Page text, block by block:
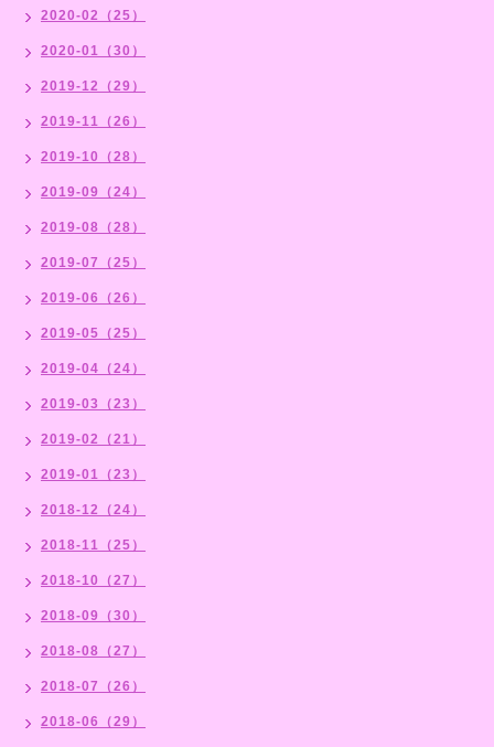
2020-02（25）
2020-01（30）
2019-12（29）
2019-11（26）
2019-10（28）
2019-09（24）
2019-08（28）
2019-07（25）
2019-06（26）
2019-05（25）
2019-04（24）
2019-03（23）
2019-02（21）
2019-01（23）
2018-12（24）
2018-11（25）
2018-10（27）
2018-09（30）
2018-08（27）
2018-07（26）
2018-06（29）